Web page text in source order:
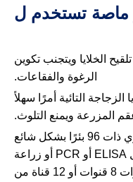
ماصة تستخدم ل
الخلايا ويتجنب تكوين
الرغوة والفقاعات.
التائية أمرًا سهلاً
المزرعة ويمنع التلوث.
يتم استخدام لوحة العيار الميكروي ذات 96 بئرًا بشكل شائع
لتطبيقات لوحة العيار الميكروي مثل ELISA أو PCR أو زراعة
الخلايا، وهي متوافقة مع متغيرات 8 قنوات أو 12 قناة من